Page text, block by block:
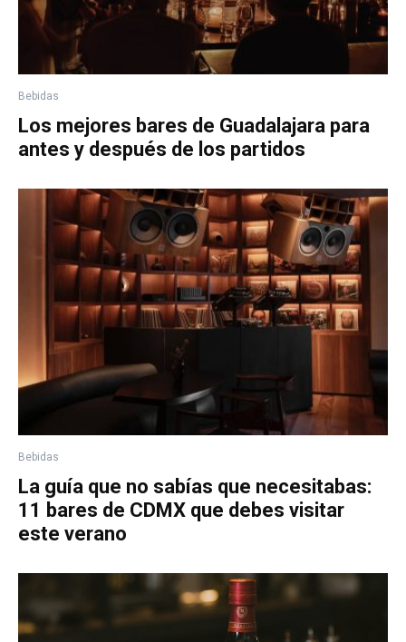
Bebidas
Los mejores bares de Guadalajara para
antes y después de los partidos
Bebidas
La guía que no sabías que necesitabas:
11 bares de CDMX que debes visitar
este verano